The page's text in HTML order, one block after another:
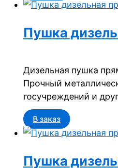
Пушка
Дизельная пушка
Прочный
госучреждений и
В заказ
Пушка